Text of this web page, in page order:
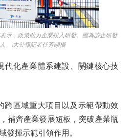
，政策助力企業投入研發。圖為該企研發
。\大公報記者任芳頡攝
化產業體系建設、關鍵核心技
區域重大項目以及示範帶動效
補齊產業發展短板，突破產業瓶
發揮示範引領作用。